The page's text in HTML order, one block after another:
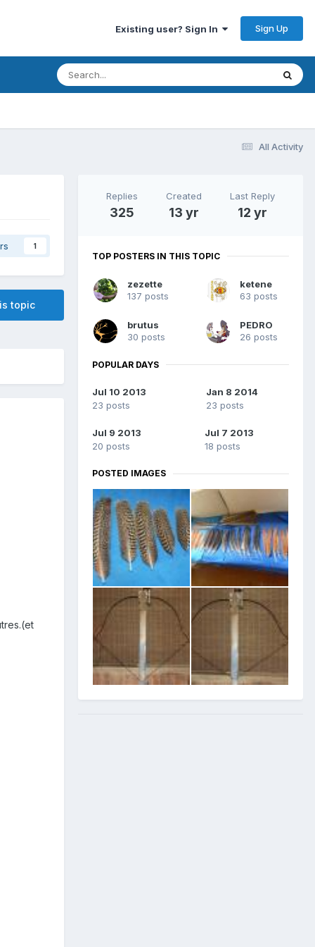
Existing user? Sign In Sign Up
All Activity
1
topic
Replies
325
Created
13 yr
Last Reply
12 yr
TOP POSTERS IN THIS TOPIC
zezette
137 posts
ketene
63 posts
brutus
30 posts
PEDRO
26 posts
POPULAR DAYS
Jul 10 2013
23 posts
Jan 8 2014
23 posts
Jul 9 2013
20 posts
Jul 7 2013
18 posts
POSTED IMAGES